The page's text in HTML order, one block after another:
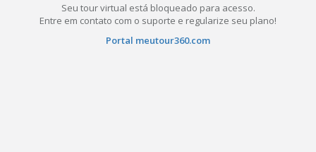
Seu tour virtual está bloqueado para acesso.
Entre em contato com o suporte e regularize seu plano!
Portal meutour360.com